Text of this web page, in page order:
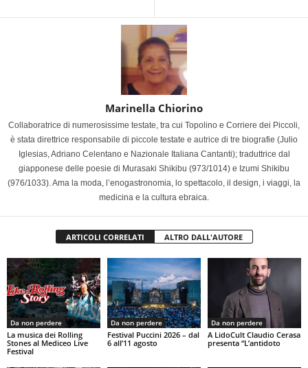
Marinella Chiorino
Collaboratrice di numerosissime testate, tra cui Topolino e Corriere dei Piccoli,
è stata direttrice responsabile di piccole testate e autrice di tre biografie (Julio
Iglesias, Adriano Celentano e Nazionale Italiana Cantanti); traduttrice dal
giapponese delle poesie di Murasaki Shikibu (973/1014) e Izumi Shikibu
(976/1033). Ama la moda, l’enogastronomia, lo spettacolo, il design, i viaggi, la
medicina e la cultura ebraica.
ARTICOLI CORRELATI ALTRO DALL'AUTORE
Da non perdere
La musica dei Rolling
Stones al Mediceo Live
Festival
Da non perdere
Festival Puccini 2026 – dal
6 all’11 agosto
Da non perdere
A LidoCult Claudio Cerasa
presenta “L’antidoto